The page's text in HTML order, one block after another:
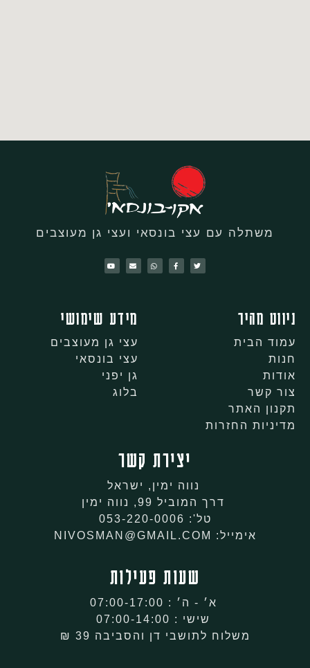
משתלה עם עצי בונסאי ועצי גן מעוצבים
ניווט מהיר
עמוד הבית
חנות
אודות
צור קשר
תקנון האתר
מדיניות החזרות
מידע שימושי
עצי גן מעוצבים
עצי בונסאי
גן יפני
בלוג
יצירת קשר
נווה ימין, ישראל
דרך המוביל 99, נווה ימין
טל': 053-220-0006
אימייל: NIVOSMAN@GMAIL.COM
שעות פעילות
א׳ - ה׳ : 07:00-17:00
שישי : 07:00-14:00
משלוח לתושבי דן והסביבה 39 ₪